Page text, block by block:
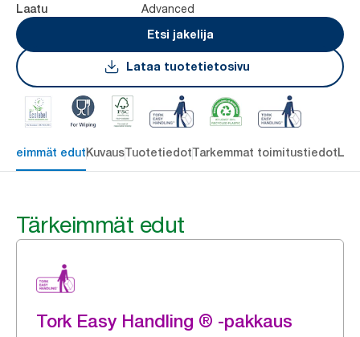
Laatu
Advanced
Etsi jakelija
Lataa tuotetietosivu
edutKuvausTuotetiedotTarkemmat toimitustiedot
Tärkeimmät edut
Tork Easy Handling ® -pakkaus